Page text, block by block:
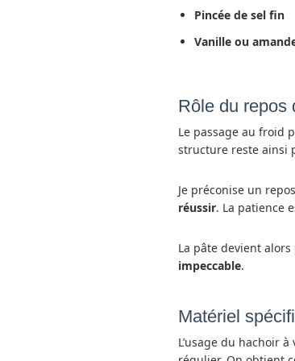
Pincée de sel fin
Vanille ou
Rôle du repos
Le passage au froid
structure reste ainsi
Je préconise un
réussir. La patience
La pâte devient
impeccable.
Matériel
L’usage du hachoir